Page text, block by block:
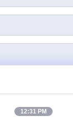
জমা দিন
12:31 PM